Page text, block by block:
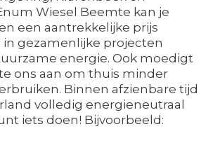
Wiesel Beemte kan je
een aantrekkelijke prijs
in gezamenlijke projecten
energie. Ook moedigt
ons aan om thuis minder
Binnen afzienbare tijd
volledig energieneutraal
iets doen! Bijvoorbeeld: